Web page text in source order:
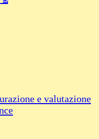
e valutazione